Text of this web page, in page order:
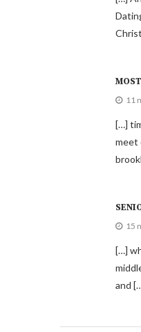
11
[…]
meet
15
[…]
and